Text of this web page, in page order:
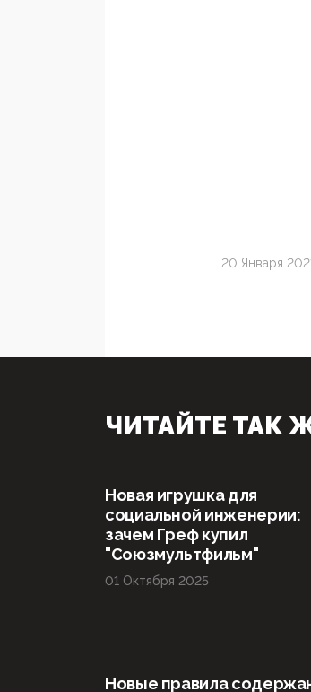
20 Января
ЧИТАЙТЕ ТАК
Новая игрушка для
социальной инженерии:
зачем Греф купил
"Союзмультфильм"
01 Октября 2025
Новые правила